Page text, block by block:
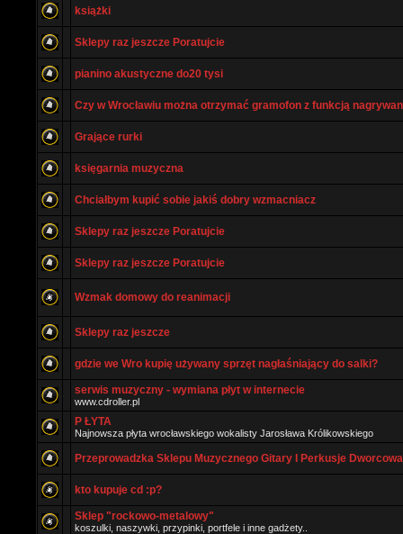
książki
Sklepy raz jeszcze Poratujcie
pianino akustyczne do20 tysi
Czy w Wrocławiu można otrzymać gramofon z funkcją
Grające rurki
księgarnia muzyczna
Chciałbym kupić sobie jakiś dobry wzmacniacz
Sklepy raz jeszcze Poratujcie
Sklepy raz jeszcze Poratujcie
Wzmak domowy do reanimacji
Sklepy raz jeszcze
gdzie we Wro kupię używany sprzęt nagłaśniający do salki?
serwis muzyczny - wymiana płyt w internecie
www.cdroller.pl
P ŁYTA
Najnowsza płyta wrocławskiego wokalisty Jarosława Królikowskiego
Przeprowadzka Sklepu Muzycznego Gitary I Perkusje
kto kupuje cd :p?
Sklep "rockowo-metalowy"
koszulki, naszywki, przypinki, portfele i inne gadżety..